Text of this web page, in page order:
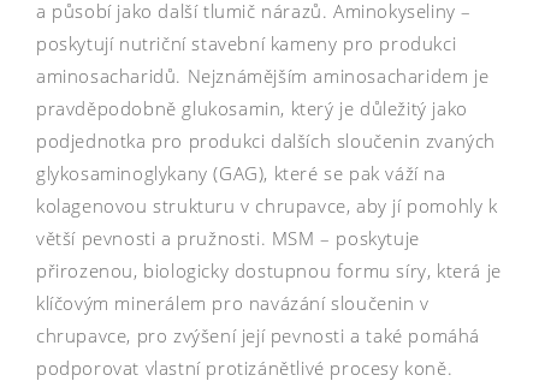
a působí jako další tlumič nárazů. Aminokyseliny –
poskytují nutriční stavební kameny pro produkci
aminosacharidů. Nejznámějším aminosacharidem je
pravděpodobně glukosamin, který je důležitý jako
podjednotka pro produkci dalších sloučenin zvaných
glykosaminoglykany (GAG), které se pak váží na
kolagenovou strukturu v chrupavce, aby jí pomohly k
větší pevnosti a pružnosti. MSM – poskytuje
přirozenou, biologicky dostupnou formu síry, která je
klíčovým minerálem pro navázání sloučenin v
chrupavce, pro zvýšení její pevnosti a také pomáhá
podporovat vlastní protizánětlivé procesy koně.